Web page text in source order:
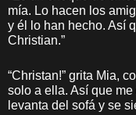
mía. Lo hacen los
y él lo han hecho. Así
Christian.”
“Christan!” grita Mia,
solo a ella. Así que
levanta del sofá y se